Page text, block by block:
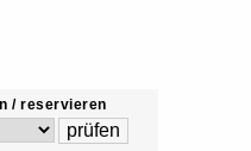
/ reservieren